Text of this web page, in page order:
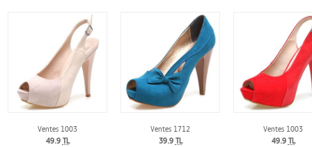
Ventes 1003
49.9 TL
Ventes 1712
39.9 TL
Ventes 1003
49.9 TL